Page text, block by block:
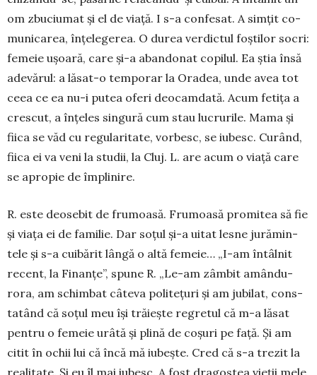
om zbuciumat și el de via­ță. I s-a confesat. A simțit co­
municarea, înțelege­rea. O durea verdictul foștilor socri:
femeie ușoa­ră, care și-a abandonat copilul. Ea știa însă
ade­vărul: a lăsat-o temporar la Oradea, unde avea tot
ceea ce ea nu-i putea oferi deocamdată. Acum fe­tița a
cres­cut, a înțeles singură cum stau lucru­rile. Mama și
fiica se văd cu regularitate, vorbesc, se iubesc. Curând,
fiica ei va veni la studii, la Cluj. L. are acum o viață care
se apropie de împli­nire.
R. este deosebit de frumoasă. Frumoasă pro­mitea să fie
și viața ei de fa­mi­lie. Dar soțul și-a uitat lesne ju­ră­min­
tele și s-a cuibărit lângă o altă fe­meie… „I-am întâl­nit
re­cent, la Fi­nan­țe”, spune R. „Le-am zâmbit amân­du­
rora, am schim­bat câte­va politețuri și am jubilat, cons­
ta­tând că soțul meu își trăiește regretul că m-a lăsat
pentru o femeie urâtă și plină de coșuri pe față. Și am
citit în ochii lui că încă mă iubește. Cred că s-a trezit la